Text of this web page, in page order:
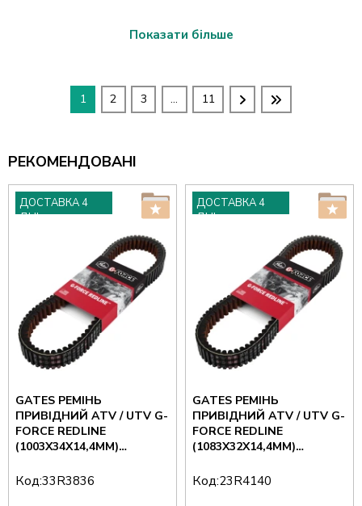
Показати більше
1 2 3 ... 11
РЕКОМЕНДОВАНІ
ДОСТАВКА 4
ДНІ
GATES РЕМІНЬ
ПРИВІДНИЙ ATV / UTV G-
FORCE REDLINE
(1003X34X14,4MM)
RANGER/RANGER CREW
Код:33R3836
ДОСТАВКА 4
ДНІ
GATES РЕМІНЬ
ПРИВІДНИЙ ATV / UTV G-
FORCE REDLINE
(1083X32X14,4MM)
XP/CREW 900 '13-17,
Код:23R4140